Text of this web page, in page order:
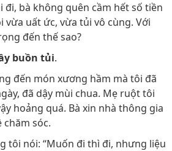
đi, bà không quên cầm hết số tiền
vừa uất ức, vừa tủi vô cùng. Với
đến thế sao?
buồn tủi.
đến món xương hầm mà tôi đã
đã dậy mùi chua. Mẹ ruột tôi
hoảng quá. Bà xin nhà thông gia
chăm sóc.
tôi nói: “Muốn đi thì đi, nhưng liệu